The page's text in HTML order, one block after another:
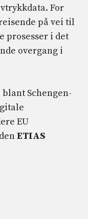
For
på vei til
prosesser i det
overgang i
Schengen-
EU
ETIAS